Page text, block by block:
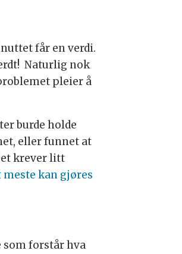
får en verdi.
Naturlig nok
pleier å
burde holde
eller funnet at
krever litt
meste kan gjøres
som forstår hva